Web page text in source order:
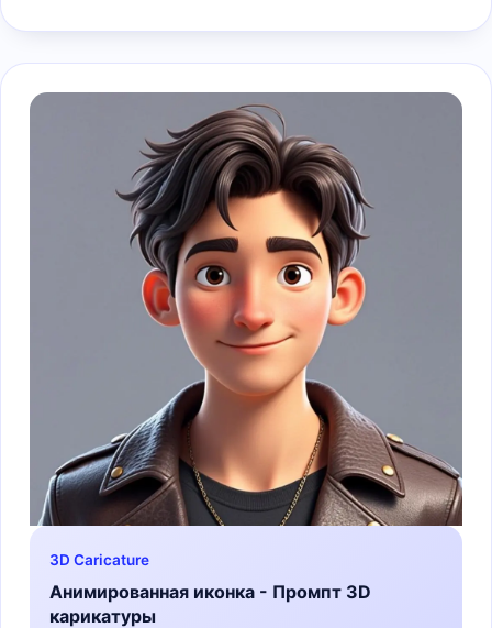
3D Caricature
Анимированная иконка - Промпт 3D
карикатуры